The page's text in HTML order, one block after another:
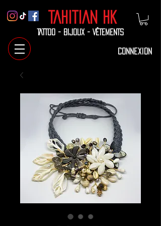
TAHITIAN HK
TATTOO - BIJOUX - VÊTEMENTS
Connexion